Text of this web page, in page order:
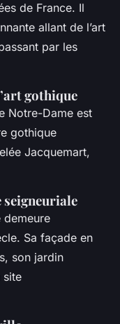
de France. Il
allant de l’art
par les
gothique
Notre-Dame est
gothique
Jacquemart,
seigneuriale
demeure
Sa façade en
son jardin
site